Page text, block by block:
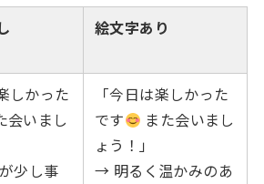
絵文字あり
しかった
会いまし
少し事
「今日は楽しかった
です
また会いまし
ょう！」
→ 明るく温かみのあ